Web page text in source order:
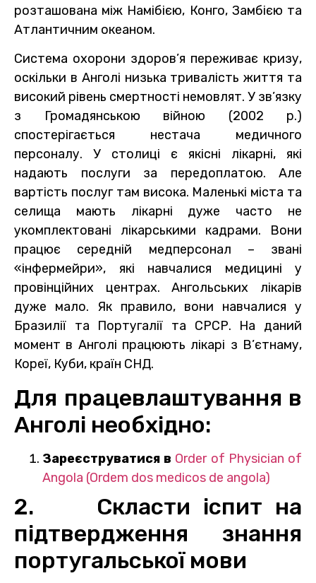
розташована між Намібією, Конго, Замбією та
Атлантичним океаном.
Система охорони здоров’я переживає кризу,
оскільки в Анголі низька тривалість життя та
високий рівень смертності немовлят. У зв’язку
з Громадянською війною (2002 р.)
спостерігається нестача медичного
персоналу. У столиці є якісні лікарні, які
надають послуги за передоплатою. Але
вартість послуг там висока. Маленькі міста та
селища мають лікарні дуже часто не
укомплектовані лікарськими кадрами. Вони
працює середній медперсонал – звані
«інфермейри», які навчалися медицині у
провінційних центрах. Ангольських лікарів
дуже мало. Як правило, вони навчалися у
Бразилії та Португалії та СРСР. На даний
момент в Анголі працюють лікарі з В’єтнаму,
Кореї, Куби, країн СНД.
Для працевлаштування в
Анголі необхідно:
Зареєструватися в Order of Physician of
Angola (Ordem dos medicos de angola)
2. Скласти іспит на
підтвердження знання
португальської мови